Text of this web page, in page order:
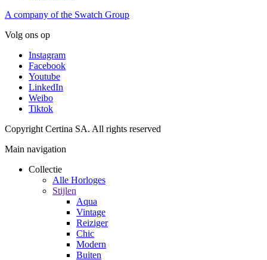
A company of the Swatch Group
Volg ons op
Instagram
Facebook
Youtube
LinkedIn
Weibo
Tiktok
Copyright Certina SA. All rights reserved
Main navigation
Collectie
Alle Horloges
Stijlen
Aqua
Vintage
Reiziger
Chic
Modern
Buiten